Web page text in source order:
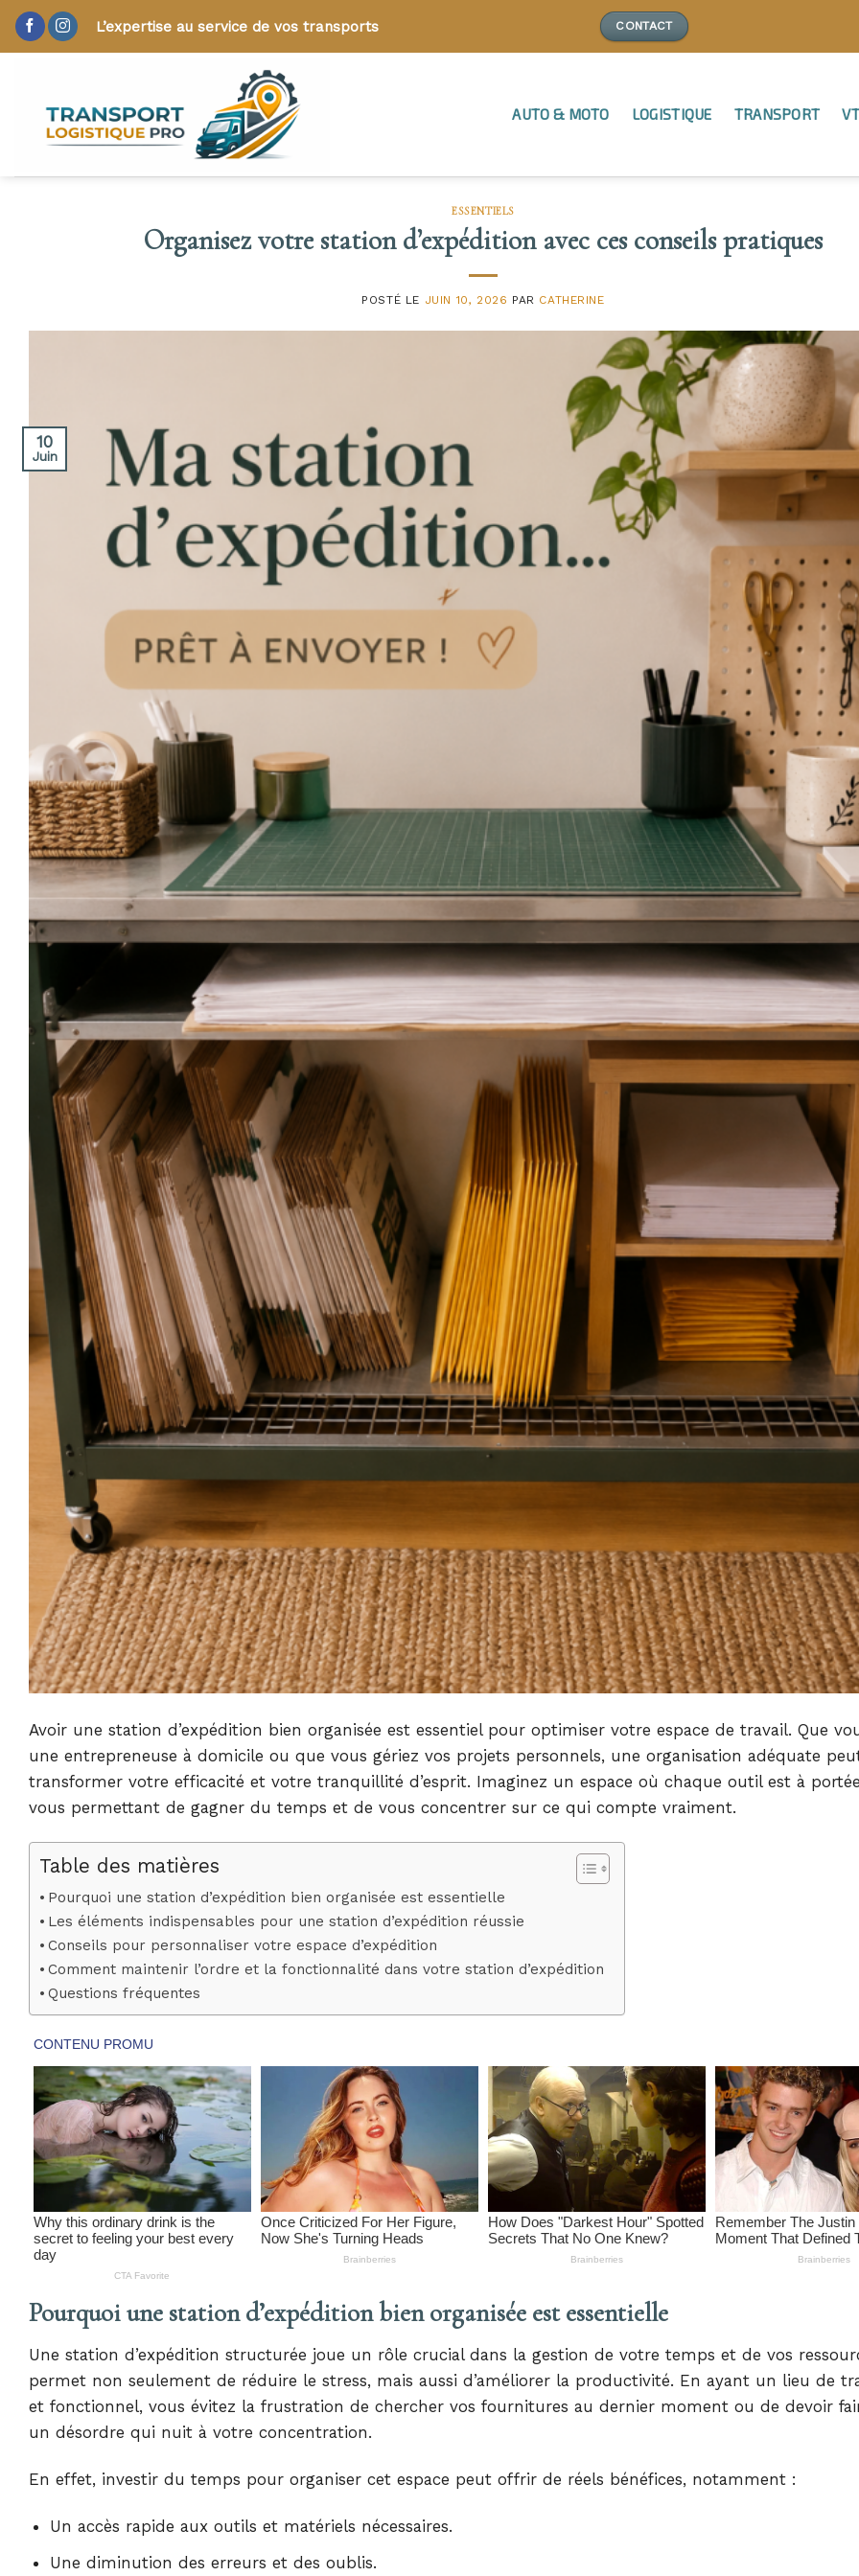
Skip
L’expertise au service de vos transports CONTACT
AUTO & MOTO LOGISTIQUE TRANSPORT
ESSENTIELS
Organisez votre station d’expédition avec ces conseils pratiques
POSTÉ LE JUIN 10, 2026 PAR CATHERINE
10
Juin
Avoir une station d’expédition bien organisée est essentiel pour optimiser votre espace de travail. Que
une entrepreneuse à domicile ou que vous gériez vos projets personnels, une organisation adéquate
transformer votre efficacité et votre tranquillité d’esprit. Imaginez un espace où chaque outil est à
vous permettant de gagner du temps et de vous concentrer sur ce qui compte vraiment.
Table des matières
Pourquoi une station d’expédition bien organisée est essentielle
Les éléments indispensables pour une station d’expédition réussie
Conseils pour personnaliser votre espace d’expédition
Comment maintenir l’ordre et la fonctionnalité dans votre station d’expédition
Questions fréquentes
Pourquoi une station d’expédition bien organisée est essentielle
Une station d’expédition structurée joue un rôle crucial dans la gestion de votre temps et de vos
permet non seulement de réduire le stress, mais aussi d’améliorer la productivité. En ayant un lieu de
et fonctionnel, vous évitez la frustration de chercher vos fournitures au dernier moment ou de devoir
un désordre qui nuit à votre concentration.
En effet, investir du temps pour organiser cet espace peut offrir de réels bénéfices, notamment :
Un accès rapide aux outils et matériels nécessaires.
Une diminution des erreurs et des oublis.